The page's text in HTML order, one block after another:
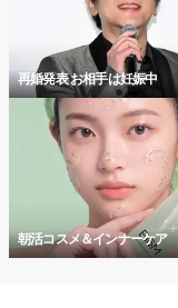
再婚発表 お相手は妊娠中
朝活コスメ＆インナーケア